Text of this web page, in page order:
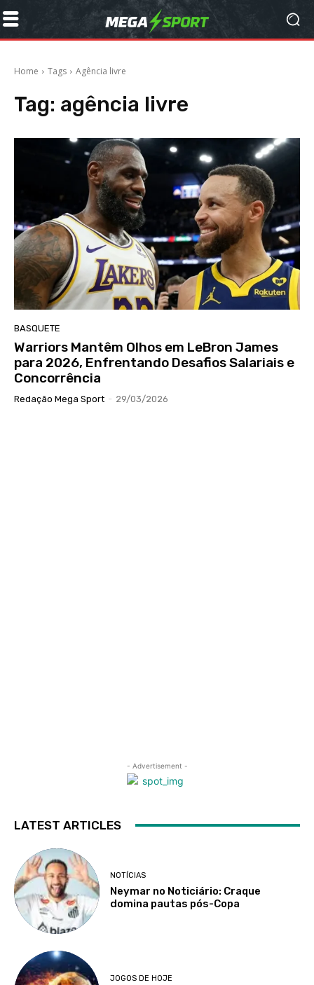
Home Tags Agência livre
Tag: agência livre
BASQUETE
Warriors Mantêm Olhos em LeBron James
para 2026, Enfrentando Desafios Salariais e
Concorrência
Redação Mega Sport - 29/03/2026
- Advertisement -
LATEST ARTICLES
NOTÍCIAS
Neymar no Noticiário: Craque
domina pautas pós-Copa
JOGOS DE HOJE